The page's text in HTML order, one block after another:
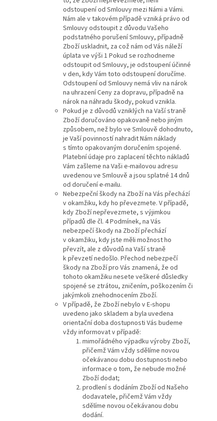
odstoupení od Smlouvy mezi Námi a Vámi.
Nám ale v takovém případě vzniká právo od
Smlouvy odstoupit z důvodu Vašeho
podstatného porušení Smlouvy, případně
Zboží uskladnit, za což nám od Vás náleží
úplata ve výši 1 Pokud se rozhodneme
odstoupit od Smlouvy, je odstoupení účinné
v den, kdy Vám toto odstoupení doručíme.
Odstoupení od Smlouvy nemá vliv na nárok
na uhrazení Ceny za dopravu, případně na
nárok na náhradu škody, pokud vznikla.
Pokud je z důvodů vzniklých na Vaší straně
Zboží doručováno opakovaně nebo jiným
způsobem, než bylo ve Smlouvě dohodnuto,
je Vaší povinností nahradit Nám náklady
s tímto opakovaným doručením spojené.
Platební údaje pro zaplacení těchto nákladů
Vám zašleme na Vaši e-mailovou adresu
uvedenou ve Smlouvě a jsou splatné 14 dnů
od doručení e-mailu.
Nebezpeční škody na Zboží na Vás přechází
v okamžiku, kdy ho převezmete. V případě,
kdy Zboží nepřevezmete, s výjimkou
případů dle čl. 4 Podmínek, na Vás
nebezpečí škody na Zboží přechází
v okamžiku, kdy jste měli možnost ho
převzít, ale z důvodů na Vaší straně
k převzetí nedošlo. Přechod nebezpečí
škody na Zboží pro Vás znamená, že od
tohoto okamžiku nesete veškeré důsledky
spojené se ztrátou, zničením, poškozením či
jakýmkoli znehodnocením Zboží.
V případě, že Zboží nebylo v E-shopu
uvedeno jako skladem a byla uvedena
orientační doba dostupnosti Vás budeme
vždy informovat v případě:
mimořádného výpadku výroby Zboží,
přičemž Vám vždy sdělíme novou
očekávanou dobu dostupnosti nebo
informace o tom, že nebude možné
Zboží dodat;
prodlení s dodáním Zboží od Našeho
dodavatele, přičemž Vám vždy
sdělíme novou očekávanou dobu
dodání.